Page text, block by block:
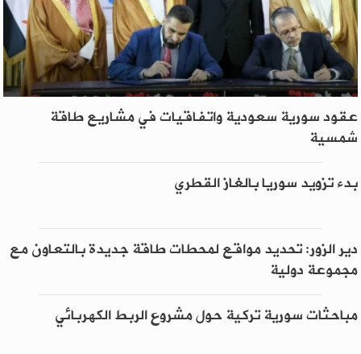
عقود سورية سعودية واتفاقيات في مشاريع طاقة
شمسية
بدء تزويد سوريا بالغاز القطري
دير الزور: تحديد مواقع لمحطات طاقة جديدة بالتعاون مع
مجموعة دولية
مباحثات سورية تركية حول مشروع الربط الكهربائي